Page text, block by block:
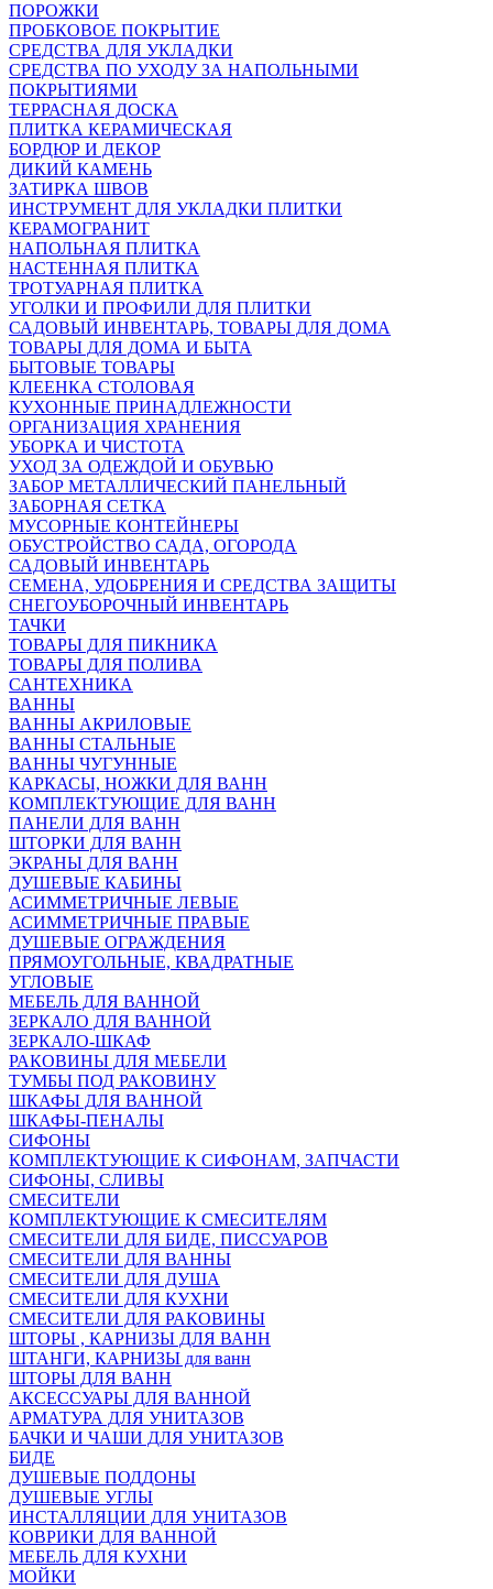
ПОРОЖКИ
ПРОБКОВОЕ ПОКРЫТИЕ
СРЕДСТВА ДЛЯ УКЛАДКИ
СРЕДСТВА ПО УХОДУ ЗА НАПОЛЬНЫМИ
ПОКРЫТИЯМИ
ТЕРРАСНАЯ ДОСКА
ПЛИТКА КЕРАМИЧЕСКАЯ
БОРДЮР И ДЕКОР
ДИКИЙ КАМЕНЬ
ЗАТИРКА ШВОВ
ИНСТРУМЕНТ ДЛЯ УКЛАДКИ ПЛИТКИ
КЕРАМОГРАНИТ
НАПОЛЬНАЯ ПЛИТКА
НАСТЕННАЯ ПЛИТКА
ТРОТУАРНАЯ ПЛИТКА
УГОЛКИ И ПРОФИЛИ ДЛЯ ПЛИТКИ
САДОВЫЙ ИНВЕНТАРЬ, ТОВАРЫ ДЛЯ ДОМА
ТОВАРЫ ДЛЯ ДОМА И БЫТА
БЫТОВЫЕ ТОВАРЫ
КЛЕЕНКА СТОЛОВАЯ
КУХОННЫЕ ПРИНАДЛЕЖНОСТИ
ОРГАНИЗАЦИЯ ХРАНЕНИЯ
УБОРКА И ЧИСТОТА
УХОД ЗА ОДЕЖДОЙ И ОБУВЬЮ
ЗАБОР МЕТАЛЛИЧЕСКИЙ ПАНЕЛЬНЫЙ
ЗАБОРНАЯ СЕТКА
МУСОРНЫЕ КОНТЕЙНЕРЫ
ОБУСТРОЙСТВО САДА, ОГОРОДА
САДОВЫЙ ИНВЕНТАРЬ
СЕМЕНА, УДОБРЕНИЯ И СРЕДСТВА ЗАЩИТЫ
СНЕГОУБОРОЧНЫЙ ИНВЕНТАРЬ
ТАЧКИ
ТОВАРЫ ДЛЯ ПИКНИКА
ТОВАРЫ ДЛЯ ПОЛИВА
САНТЕХНИКА
ВАННЫ
ВАННЫ АКРИЛОВЫЕ
ВАННЫ СТАЛЬНЫЕ
ВАННЫ ЧУГУННЫЕ
КАРКАСЫ, НОЖКИ ДЛЯ ВАНН
КОМПЛЕКТУЮЩИЕ ДЛЯ ВАНН
ПАНЕЛИ ДЛЯ ВАНН
ШТОРКИ ДЛЯ ВАНН
ЭКРАНЫ ДЛЯ ВАНН
ДУШЕВЫЕ КАБИНЫ
АСИММЕТРИЧНЫЕ ЛЕВЫЕ
АСИММЕТРИЧНЫЕ ПРАВЫЕ
ДУШЕВЫЕ ОГРАЖДЕНИЯ
ПРЯМОУГОЛЬНЫЕ, КВАДРАТНЫЕ
УГЛОВЫЕ
МЕБЕЛЬ ДЛЯ ВАННОЙ
ЗЕРКАЛО ДЛЯ ВАННОЙ
ЗЕРКАЛО-ШКАФ
РАКОВИНЫ ДЛЯ МЕБЕЛИ
ТУМБЫ ПОД РАКОВИНУ
ШКАФЫ ДЛЯ ВАННОЙ
ШКАФЫ-ПЕНАЛЫ
СИФОНЫ
КОМПЛЕКТУЮЩИЕ К СИФОНАМ, ЗАПЧАСТИ
СИФОНЫ, СЛИВЫ
СМЕСИТЕЛИ
КОМПЛЕКТУЮЩИЕ К СМЕСИТЕЛЯМ
СМЕСИТЕЛИ ДЛЯ БИДЕ, ПИССУАРОВ
СМЕСИТЕЛИ ДЛЯ ВАННЫ
СМЕСИТЕЛИ ДЛЯ ДУША
СМЕСИТЕЛИ ДЛЯ КУХНИ
СМЕСИТЕЛИ ДЛЯ РАКОВИНЫ
ШТОРЫ , КАРНИЗЫ ДЛЯ ВАНН
ШТАНГИ, КАРНИЗЫ для ванн
ШТОРЫ ДЛЯ ВАНН
АКСЕССУАРЫ ДЛЯ ВАННОЙ
АРМАТУРА ДЛЯ УНИТАЗОВ
БАЧКИ И ЧАШИ ДЛЯ УНИТАЗОВ
БИДЕ
ДУШЕВЫЕ ПОДДОНЫ
ДУШЕВЫЕ УГЛЫ
ИНСТАЛЛЯЦИИ ДЛЯ УНИТАЗОВ
КОВРИКИ ДЛЯ ВАННОЙ
МЕБЕЛЬ ДЛЯ КУХНИ
МОЙКИ